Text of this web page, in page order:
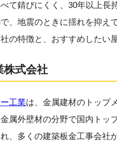
て錆びにくく、30年以上長
、地震のときに揺れを抑え
の特徴と、おすすめしたい
式会社
工業は、金属建材のトップ
属外壁材の分野で国内トッ
、多くの建築板金工事会社